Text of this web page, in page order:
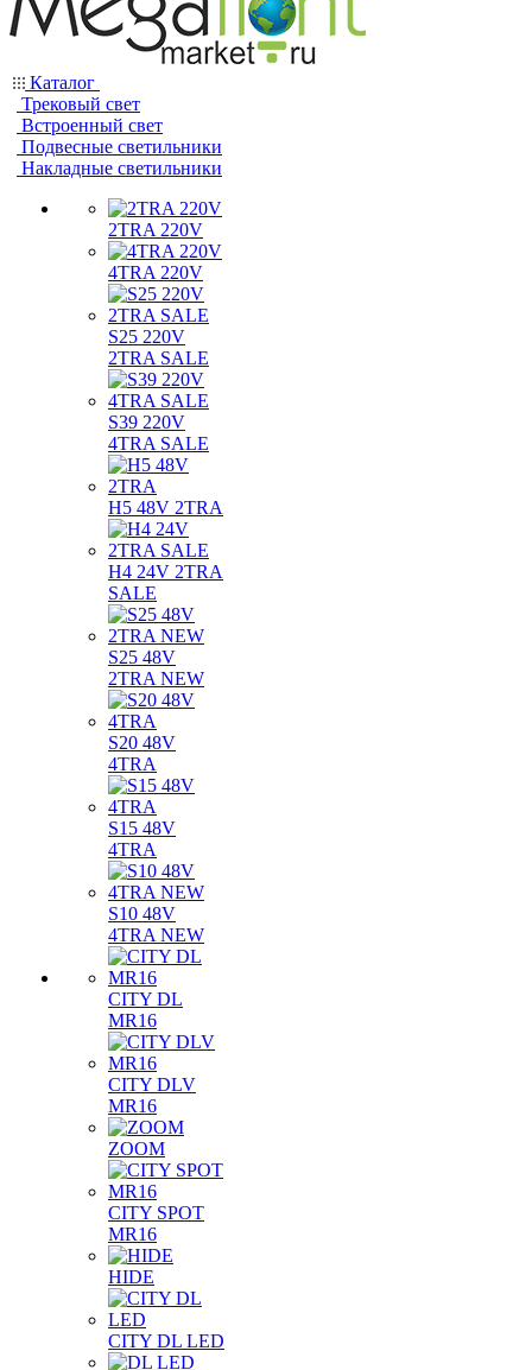
Каталог
Трековый свет
Встроенный свет
Подвесные светильники
Накладные светильники
2TRA 220V
4TRA 220V
S25 220V
2TRA SALE
S39 220V
4TRA SALE
H5 48V 2TRA
H4 24V 2TRA
SALE
S25 48V
2TRA NEW
S20 48V
4TRA
S15 48V
4TRA
S10 48V
4TRA NEW
CITY DL
MR16
CITY DLV
MR16
ZOOM
CITY SPOT
MR16
HIDE
CITY DL LED